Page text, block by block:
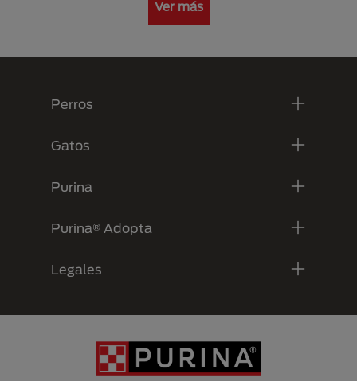
Ver más
Perros
Gatos
Purina
Purina® Adopta
Legales